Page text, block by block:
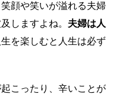
顔や笑いが溢れる夫婦
しますよね。 夫婦は人
を楽しむと人生は必ず
こったり、辛いことが